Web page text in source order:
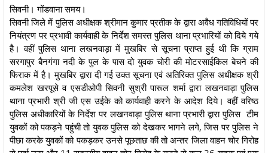
सिवनी। गोंडवाना समय।
सिवनी जिले में पुलिस अधीक्षक श्रीमान कुमार प्रतीक के द्वारा अवैध गतिविधियों पर
नियंत्रण पर प्रभावी कार्यवाही के निर्देश समस्त पुलिस थाना प्रभारियों को दिये गये
है। वहीं पुलिस थाना लखनवाड़ा में मुखबिर से सूचना प्राप्त हुई थी कि ग्राम
सरगापुर बैनगंगा नदी के पुल के पास दो युवक चोरी की मोटरसाईकिल बेचने की
फिराक में है। मुखबिर द्वारा दी गई उक्त सूचना एवं अतिरिक्त पुलिस अधीक्षक श्री
कमलेश खरपूसे व एसडीओपी सिवनी सुश्री पारूल शर्मा द्वारा लखनवाड़ा पुलिस
थाना प्रभारी श्री जी एस उईके को कार्यवाही करने के आदेश दिये। वहीं वरिष्ठ
पुलिस अधीकारियों के निर्देश पर लखनवाड़ा पुलिस थाना प्रभारी द्वारा पुलिस टीम
युवकों को पकड़ने पहुंची तो युवक पुलिस को देखकर भागने लगे, जिस पर पुलिस ने
पीछा करके युवकों को पकड़कर उनसे पूछताछ की तो अन्तर जिला वाहन चोर गिरोह